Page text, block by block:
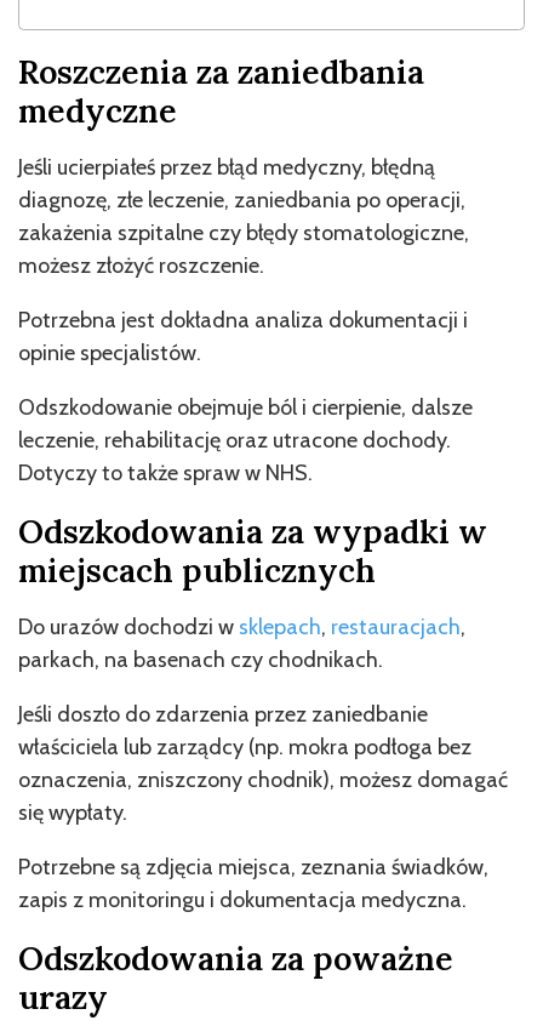
Roszczenia za zaniedbania
medyczne
Jeśli ucierpiałeś przez błąd medyczny, błędną
diagnozę, złe leczenie, zaniedbania po operacji,
zakażenia szpitalne czy błędy stomatologiczne,
możesz złożyć roszczenie.
Potrzebna jest dokładna analiza dokumentacji i
opinie specjalistów.
Odszkodowanie obejmuje ból i cierpienie, dalsze
leczenie, rehabilitację oraz utracone dochody.
Dotyczy to także spraw w NHS.
Odszkodowania za wypadki w
miejscach publicznych
Do urazów dochodzi w sklepach, restauracjach,
parkach, na basenach czy chodnikach.
Jeśli doszło do zdarzenia przez zaniedbanie
właściciela lub zarządcy (np. mokra podłoga bez
oznaczenia, zniszczony chodnik), możesz domagać
się wypłaty.
Potrzebne są zdjęcia miejsca, zeznania świadków,
zapis z monitoringu i dokumentacja medyczna.
Odszkodowania za poważne
urazy